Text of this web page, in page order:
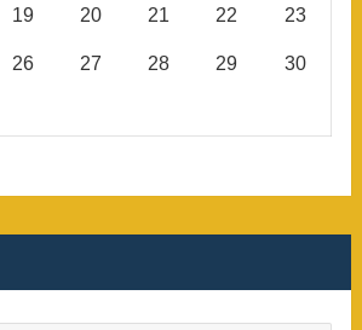
19 20 21 22 23
26 27 28 29 30